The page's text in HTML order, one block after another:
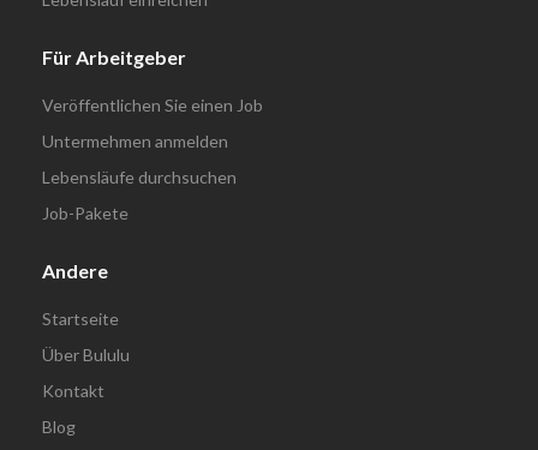
Für Arbeitgeber
Veröffentlichen Sie einen Job
Untermehmen anmelden
Lebensläufe durchsuchen
Job-Pakete
Andere
Startseite
Über Bululu
Kontakt
Blog